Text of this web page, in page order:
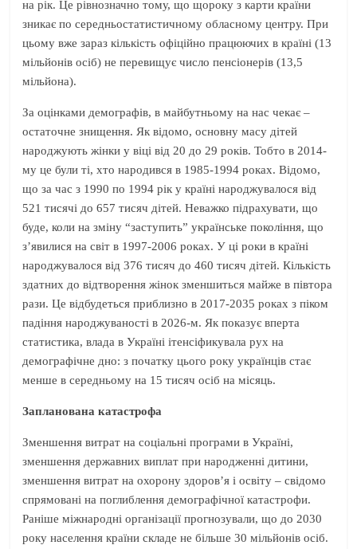
на рік. Це рівнозначно тому, що щороку з карти країни
зникає по середньостатистичному обласному центру. При
цьому вже зараз кількість офіційно працюючих в країні (13
мільйонів осіб) не перевищує число пенсіонерів (13,5
мільйона).
За оцінками демографів, в майбутньому на нас чекає –
остаточне знищення. Як відомо, основну масу дітей
народжують жінки у віці від 20 до 29 років. Тобто в 2014-
му це були ті, хто народився в 1985-1994 роках. Відомо,
що за час з 1990 по 1994 рік у країні народжувалося від
521 тисячі до 657 тисяч дітей. Неважко підрахувати, що
буде, коли на зміну “заступить” українське покоління, що
з’явилися на світ в 1997-2006 роках. У ці роки в країні
народжувалося від 376 тисяч до 460 тисяч дітей. Кількість
здатних до відтворення жінок зменшиться майже в півтора
рази. Це відбудеться приблизно в 2017-2035 роках з піком
падіння народжуваності в 2026-м. Як показує вперта
статистика, влада в Україні ітенсіфикувала рух на
демографічне дно: з початку цього року українців стає
менше в середньому на 15 тисяч осіб на місяць.
Запланована катастрофа
Зменшення витрат на соціальні програми в Україні,
зменшення державних виплат при народженні дитини,
зменшення витрат на охорону здоров’я і освіту – свідомо
спрямовані на поглиблення демографічної катастрофи.
Раніше міжнародні організації прогнозували, що до 2030
року населення країни складе не більше 30 мільйонів осіб.